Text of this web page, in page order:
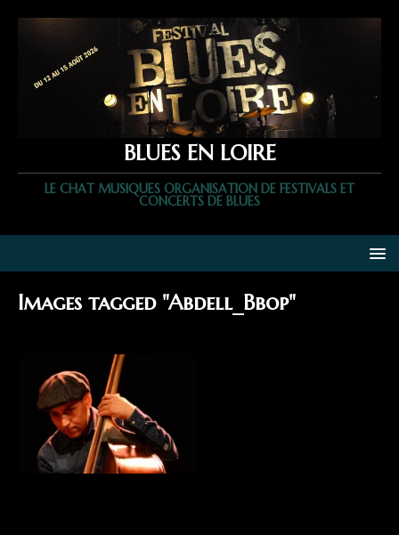
BLUES EN LOIRE
LE CHAT MUSIQUES ORGANISATION DE FESTIVALS ET
CONCERTS DE BLUES
Images tagged "Abdell_Bbop"